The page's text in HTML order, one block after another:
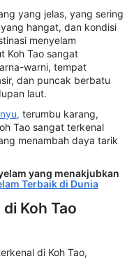
yang jelas, yang sering
hangat, dan kondisi
menyelam
Koh Tao sangat
warni, tempat
dan puncak berbatu
laut.
terumbu karang,
Tao sangat terkenal
menambah daya tarik
yang menakjubkan
Terbaik di Dunia
Koh Tao
di Koh Tao,